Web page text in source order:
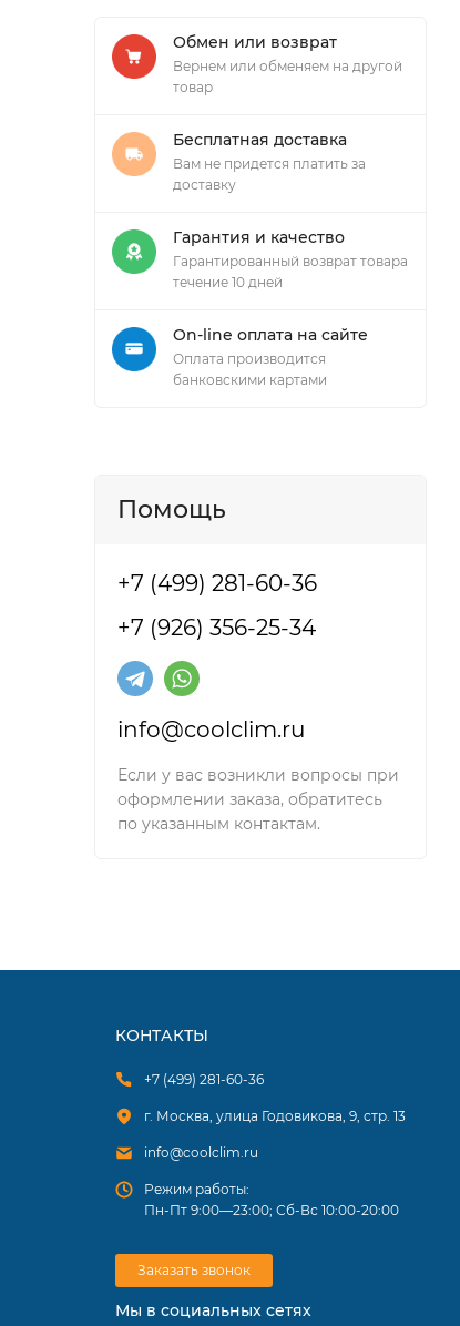
Обмен или возврат
Вернем или обменяем на другой
товар
Бесплатная доставка
Вам не придется платить за
доставку
Гарантия и качество
Гарантированный возврат товара
течение 10 дней
On-line оплата на сайте
Оплата производится
банковскими картами
Помощь
+7 (499) 281-60-36
+7 (926) 356-25-34
info@coolclim.ru
Если у вас возникли вопросы при
оформлении заказа, обратитесь
по указанным контактам.
КОНТАКТЫ
+7 (499) 281-60-36
г. Москва, улица Годовикова, 9, стр. 13
info@coolclim.ru
Режим работы:
Пн-Пт 9:00—23:00; Сб-Вс 10:00-20:00
Заказать звонок
Мы в социальных сетях